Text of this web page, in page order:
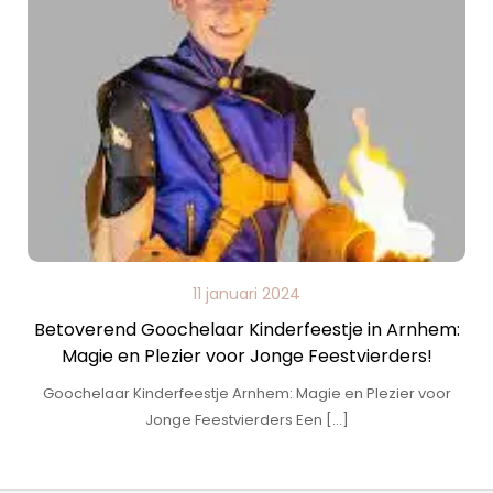
11 januari 2024
Betoverend Goochelaar Kinderfeestje in Arnhem:
Magie en Plezier voor Jonge Feestvierders!
Goochelaar Kinderfeestje Arnhem: Magie en Plezier voor
Jonge Feestvierders Een […]